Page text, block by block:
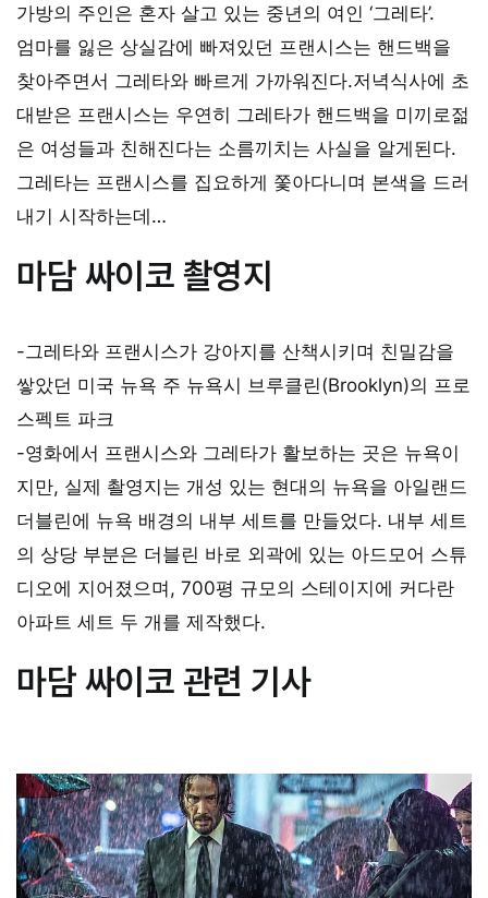
가방의 주인은 혼자 살고 있는 중년의 여인 ‘그레타’.
엄마를 잃은 상실감에 빠져있던 프랜시스는 핸드백을
찾아주면서 그레타와 빠르게 가까워진다.저녁식사에 초
대받은 프랜시스는 우연히 그레타가 핸드백을 미끼로젊
은 여성들과 친해진다는 소름끼치는 사실을 알게된다.
그레타는 프랜시스를 집요하게 쫓아다니며 본색을 드러
내기 시작하는데…
마담 싸이코 촬영지
-그레타와 프랜시스가 강아지를 산책시키며 친밀감을
쌓았던 미국 뉴욕 주 뉴욕시 브루클린(Brooklyn)의 프로
스펙트 파크
-영화에서 프랜시스와 그레타가 활보하는 곳은 뉴욕이
지만, 실제 촬영지는 개성 있는 현대의 뉴욕을 아일랜드
더블린에 뉴욕 배경의 내부 세트를 만들었다. 내부 세트
의 상당 부분은 더블린 바로 외곽에 있는 아드모어 스튜
디오에 지어졌으며, 700평 규모의 스테이지에 커다란
아파트 세트 두 개를 제작했다.
마담 싸이코 관련 기사